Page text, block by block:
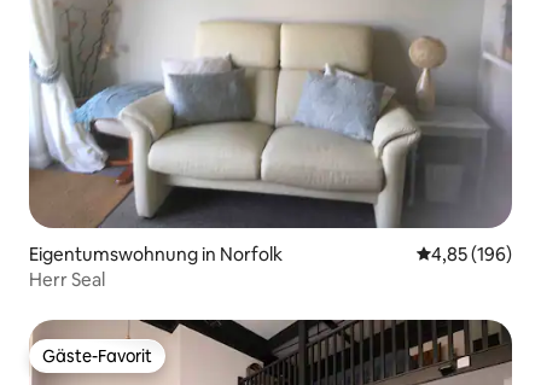
Eigentumswohnung in Norfolk
4,85 (196)
Herr Seal
Gäste-Favorit
Gäste-Favorit